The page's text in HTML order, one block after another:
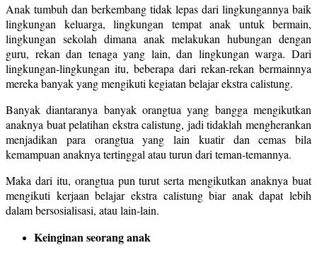
Anak tumbuh dan berkembang tidak lepas dari lingkungannya baik
lingkungan keluarga, lingkungan tempat anak untuk bermain,
lingkungan sekolah dimana anak melakukan hubungan dengan
guru, rekan dan tenaga yang lain, dan lingkungan warga. Dari
lingkungan-lingkungan itu, beberapa dari rekan-rekan bermainnya
mereka banyak yang mengikuti kegiatan belajar ekstra calistung.
Banyak diantaranya banyak orangtua yang bangga mengikutkan
anaknya buat pelatihan ekstra calistung, jadi tidaklah mengherankan
menjadikan para orangtua yang lain kuatir dan cemas bila
kemampuan anaknya tertinggal atau turun dari teman-temannya.
Maka dari itu, orangtua pun turut serta mengikutkan anaknya buat
mengikuti kerjaan belajar ekstra calistung biar anak dapat lebih
dalam bersosialisasi, atau lain-lain.
Keinginan seorang anak